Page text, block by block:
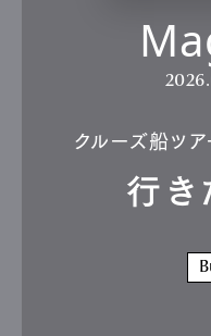
クルーズ船ツ
行き